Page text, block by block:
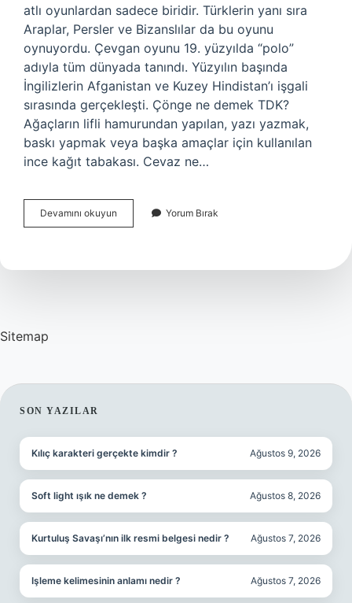
atlı oyunlardan sadece biridir. Türklerin yanı sıra
Araplar, Persler ve Bizanslılar da bu oyunu
oynuyordu. Çevgan oyunu 19. yüzyılda “polo”
adıyla tüm dünyada tanındı. Yüzyılın başında
İngilizlerin Afganistan ve Kuzey Hindistan’ı işgali
sırasında gerçekleşti. Çönge ne demek TDK?
Ağaçların lifli hamurundan yapılan, yazı yazmak,
baskı yapmak veya başka amaçlar için kullanılan
ince kağıt tabakası. Cevaz ne…
Devamını okuyun
Ne
Yorum Bırak
Sitemap
SIDEBAR
SON YAZILAR
Kılıç karakteri gerçekte kimdir ? Ağustos 9, 2026
Soft light ışık ne demek ? Ağustos 8, 2026
Kurtuluş Savaşı’nın ilk resmi belgesi nedir ? Ağustos 7, 2026
Işleme kelimesinin anlamı nedir ? Ağustos 7, 2026